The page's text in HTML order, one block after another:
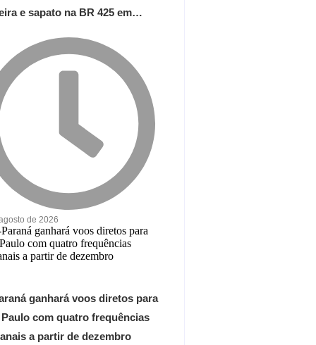
e sapato na BR 425 em…
de 2026
ganhará voos diretos para
Paulo com quatro frequências
a partir de dezembro